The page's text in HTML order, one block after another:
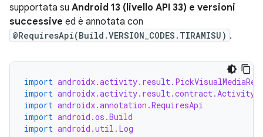
supportata su Android 13 (livello API 33) e versioni
successive ed è annotata con
@RequiresApi(Build.VERSION_CODES.TIRAMISU) .
import
import
import androidx.annotation.RequiresApi
import android.os.Build
import android.util.Log